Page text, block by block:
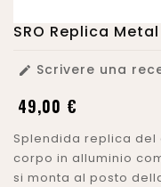
SRO Replica
 Scrivere una
49,00 €
Splendida replica del
corpo in alluminio
si monta al posto